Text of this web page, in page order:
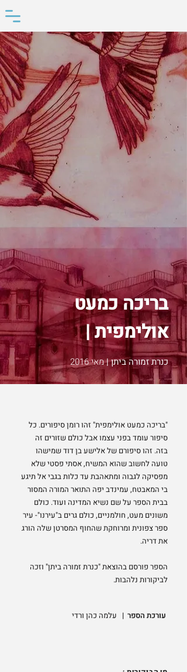
בריכה כמעט
אולימפית |
כנרת זמורה ביתן |מאי 2016
"בריכה כמעט אולימפית" זהו רומן סיפורים. כל
סיפור עומד בפני עצמו אבל כולם שזורים זה
בזה. זהו סיפורם של אלישע בן דוד שמישהו
טועה לחשוב שהוא המשיח, אסתי פסטי שלא
מפסיקה לגבוה ומתאהבת עד כלות בגבי אל תיגע
בי המאבטח, עמינדב יפה התואר המורה המסור
בבית הספר על שם נשיא המדינה ועוד. כולם
משונים מעט, חולמניים, כולם גרים ב"עירנו"- עיר
ספר צפונית ומרוחקת שהחוף המסרטן שלה הורג
את דריה.
הספר פורסם בהוצאת "כנרת זמורה ביתן" וזכה
לביקורות נלהבות.
עורכת הספר | עלמה כהן ורדי